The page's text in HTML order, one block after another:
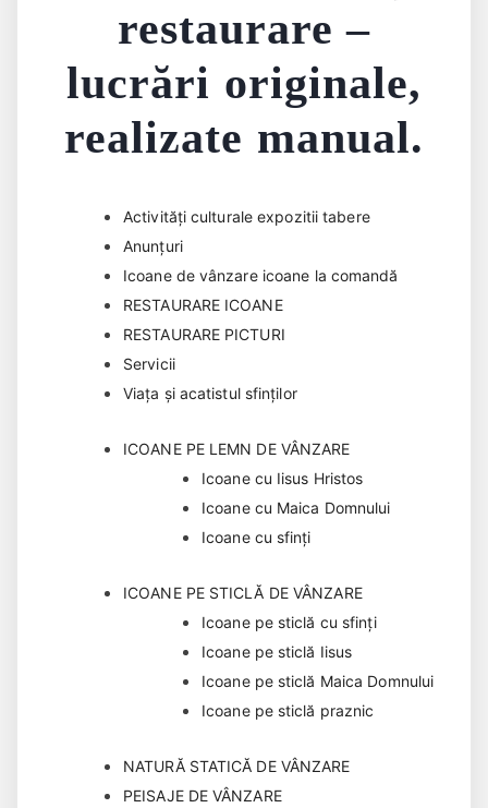
restaurare –
lucrări originale,
realizate manual.
Activități culturale expozitii tabere
Anunțuri
Icoane de vânzare icoane la comandă
RESTAURARE ICOANE
RESTAURARE PICTURI
Servicii
Viața și acatistul sfinților
ICOANE PE LEMN DE VÂNZARE
Icoane cu Iisus Hristos
Icoane cu Maica Domnului
Icoane cu sfinți
ICOANE PE STICLĂ DE VÂNZARE
Icoane pe sticlă cu sfinți
Icoane pe sticlă Iisus
Icoane pe sticlă Maica Domnului
Icoane pe sticlă praznic
NATURĂ STATICĂ DE VÂNZARE
PEISAJE DE VÂNZARE